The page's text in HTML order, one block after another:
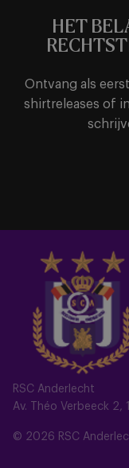
RSC Anderlecht
Av. Théo Verbeeck
© 2026 RSC
HET
Ontvang als
shirtreleases of